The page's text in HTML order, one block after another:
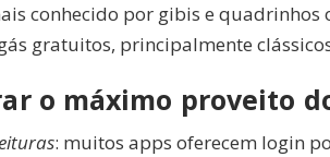
conhecido por gibis e
gratuitos, principalmente
o máximo proveito
: muitos apps oferecem login